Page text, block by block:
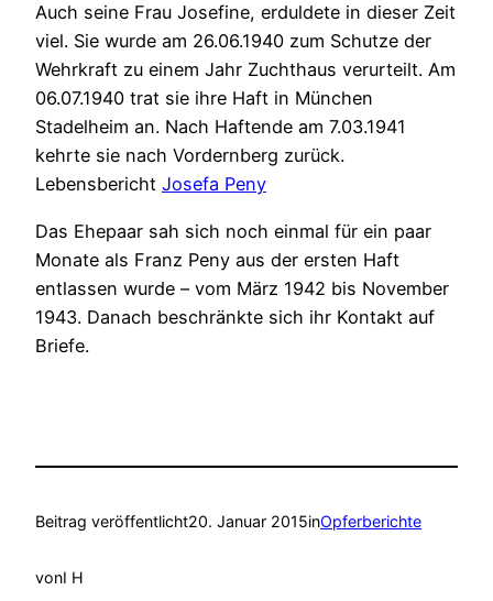
Auch seine Frau Josefine, erduldete in dieser Zeit
viel. Sie wurde am 26.06.1940 zum Schutze der
Wehrkraft zu einem Jahr Zuchthaus verurteilt. Am
06.07.1940 trat sie ihre Haft in München
Stadelheim an. Nach Haftende am 7.03.1941
kehrte sie nach Vordernberg zurück.
Lebensbericht Josefa Peny
Das Ehepaar sah sich noch einmal für ein paar
Monate als Franz Peny aus der ersten Haft
entlassen wurde – vom März 1942 bis November
1943. Danach beschränkte sich ihr Kontakt auf
Briefe.
Beitrag veröffentlicht20. Januar 2015inOpferberichte
vonI H